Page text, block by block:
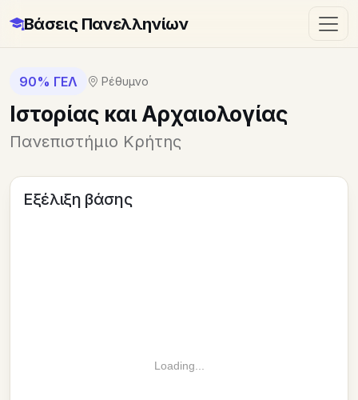
Βάσεις Πανελληνίων
90% ΓΕΛ Ρέθυμνο
Ιστορίας και Αρχαιολογίας
Πανεπιστήμιο Κρήτης
Εξέλιξη βάσης
Loading...